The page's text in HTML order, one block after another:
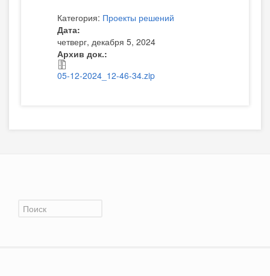
Категория: Проекты решений
Дата:
четверг, декабря 5, 2024
Архив док.:
05-12-2024_12-46-34.zip